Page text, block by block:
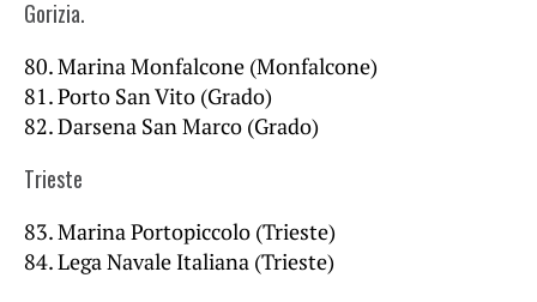
Gorizia.
80. Marina Monfalcone (Monfalcone)
81. Porto San Vito (Grado)
82. Darsena San Marco (Grado)
Trieste
83. Marina Portopiccolo (Trieste)
84. Lega Navale Italiana (Trieste)